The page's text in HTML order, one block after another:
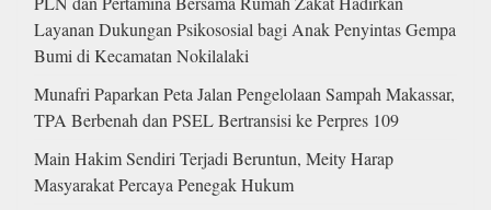
Layanan Dukungan Psikososial bagi Anak Penyintas Gempa
Bumi di Kecamatan Nokilalaki
Munafri Paparkan Peta Jalan Pengelolaan Sampah Makassar,
TPA Berbenah dan PSEL Bertransisi ke Perpres 109
Main Hakim Sendiri Terjadi Beruntun, Meity Harap
Masyarakat Percaya Penegak Hukum